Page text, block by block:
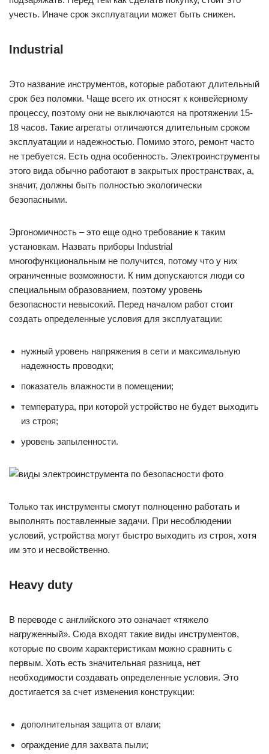
учесть. Иначе срок эксплуатации может быть снижен.
Industrial
Это название инструментов, которые работают длительный
срок без поломки. Чаще всего их относят к конвейерному
процессу, поэтому они не выключаются на протяжении 15-
18 часов. Такие агрегаты отличаются длительным сроком
эксплуатации и надежностью. Помимо этого, ремонт часто
не требуется. Есть одна особенность. Электроинструменты
этого вида обычно работают в закрытых пространствах, а,
значит, должны быть полностью экологически
безопасными.
Эргономичность – это еще одно требование к таким
установкам. Назвать приборы Industrial
многофункциональным не получится, потому что у них
ограниченные возможности. К ним допускаются люди со
специальным образованием, поэтому уровень
безопасности невысокий. Перед началом работ стоит
создать определенные условия для эксплуатации:
нужный уровень напряжения в сети и максимальную
надежность проводки;
показатель влажности в помещении;
температура, при которой устройство не будет выходить
из строя;
уровень запыленности.
Только так инструменты смогут полноценно работать и
выполнять поставленные задачи. При несоблюдении
условий, устройства могут быстро выходить из строя, хотя
им это и несвойственно.
Heavy duty
В переводе с английского это означает «тяжело
нагруженный». Сюда входят такие виды инструментов,
которые по своим характеристикам можно сравнить с
первым. Хоть есть значительная разница, нет
необходимости создавать определенные условия. Это
достигается за счет изменения конструкции:
дополнительная защита от влаги;
ограждение для захвата пыли;